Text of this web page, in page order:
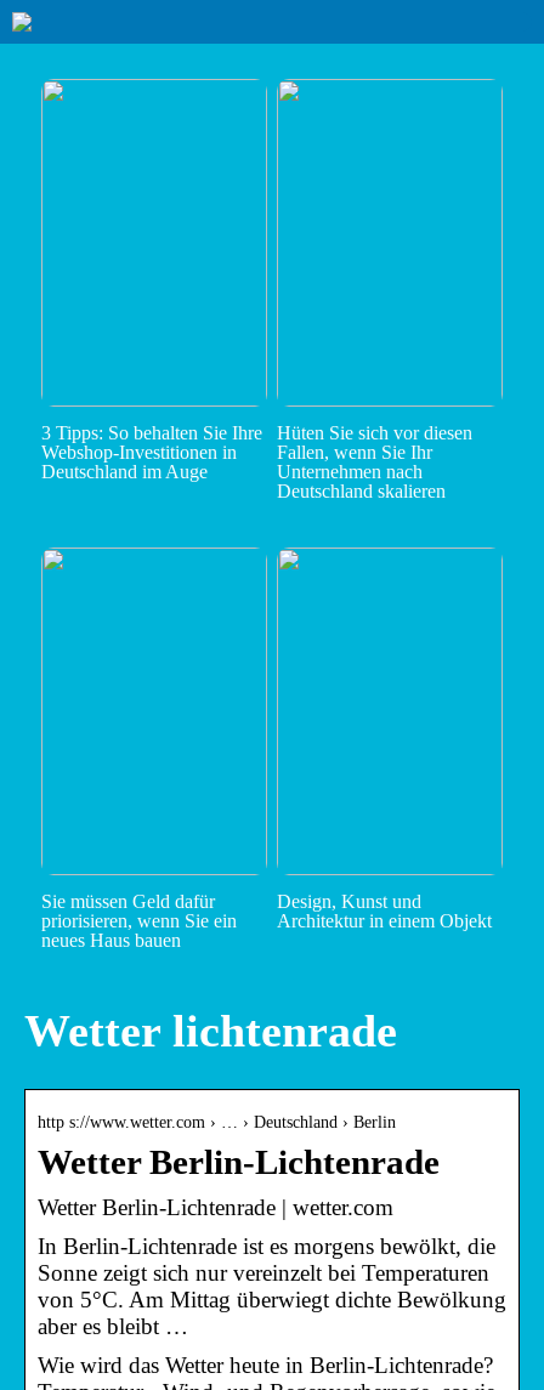
3 Tipps: So behalten Sie Ihre
Webshop-Investitionen in
Deutschland im Auge
Hüten Sie sich vor diesen
Fallen, wenn Sie Ihr
Unternehmen nach
Deutschland skalieren
Sie müssen Geld dafür
priorisieren, wenn Sie ein
neues Haus bauen
Design, Kunst und
Architektur in einem Objekt
Wetter lichtenrade
http s://www.wetter.com › … › Deutschland › Berlin
Wetter Berlin-Lichtenrade
Wetter Berlin-Lichtenrade | wetter.com
In Berlin-Lichtenrade ist es morgens bewölkt, die
Sonne zeigt sich nur vereinzelt bei Temperaturen
von 5°C. Am Mittag überwiegt dichte Bewölkung
aber es bleibt …
Wie wird das Wetter heute in Berlin-Lichtenrade?